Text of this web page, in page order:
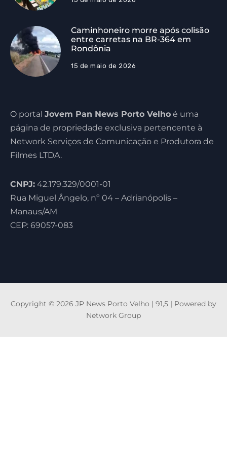
Caminhoneiro morre após colisão
entre carretas na BR-364 em
Rondônia
15 de maio de 2026
O portal Jovem Pan News Porto Velho é uma
página de propriedade exclusiva pertencente à
Network Serviços de Comunicação e Produtora de
Filmes LTDA.
CNPJ: 42.179.329/0001-01
Rua Miguel Ângelo, nº 04 – Adrianópolis –
Manaus/AM
CEP: 69057-083
Copyright © 2026 JP News Porto Velho | 91,5 | Powered by
Network Group